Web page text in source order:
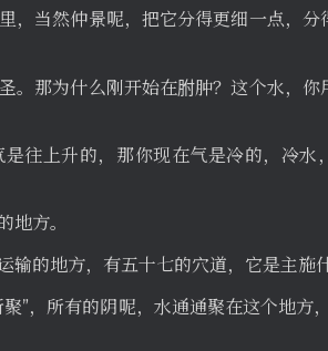
，当然仲景呢，把它分得更细一点，分
。那为什么刚开始在胕肿？这个水，你
往上升的，那你现在气是冷的，冷水
地方。
输的地方，有五十七的穴道，它是主施
”，所有的阴呢，水通通聚在这个地方